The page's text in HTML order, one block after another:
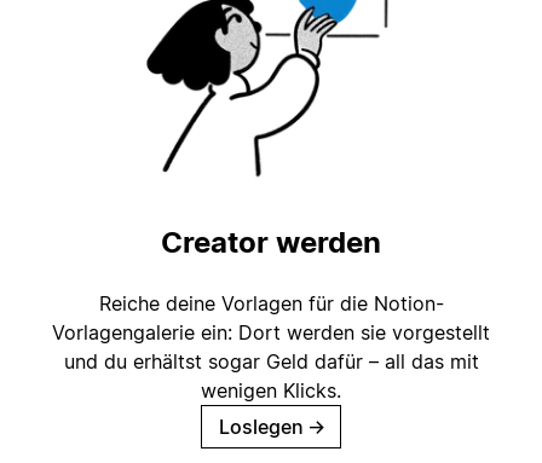
Creator werden
Reiche deine Vorlagen für die Notion-
Vorlagengalerie ein: Dort werden sie vorgestellt
und du erhältst sogar Geld dafür – all das mit
wenigen Klicks.
Loslegen →